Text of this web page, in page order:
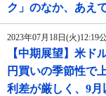
ク」のなか、あえ
2023年07月18日(火)12:19
【中期展望】米ド
円買いの季節性で
利差が厳しく、9